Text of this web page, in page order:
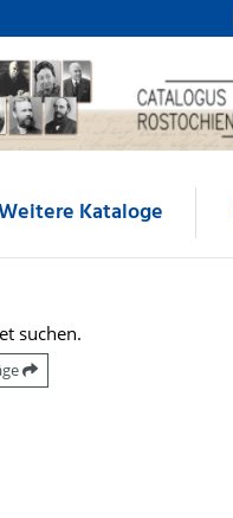
Kataloge
suchen.